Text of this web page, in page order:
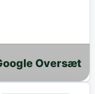
Oversæt